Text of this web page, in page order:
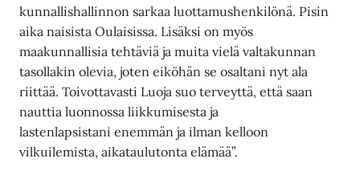
kunnallishallinnon sarkaa luottamushenkilönä. Pisin
aika naisista Oulaisissa. Lisäksi on myös
maakunnallisia tehtäviä ja muita vielä valtakunnan
tasollakin olevia, joten eiköhän se osaltani nyt ala
riittää. Toivottavasti Luoja suo terveyttä, että saan
nauttia luonnossa liikkumisesta ja
lastenlapsistani enemmän ja ilman kelloon
vilkuilemista, aikataulutonta elämää”.